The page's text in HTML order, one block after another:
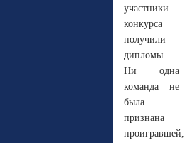
участники
конкурса
получили
дипломы.
Ни одна
команда не
была
признана
проигравшей,